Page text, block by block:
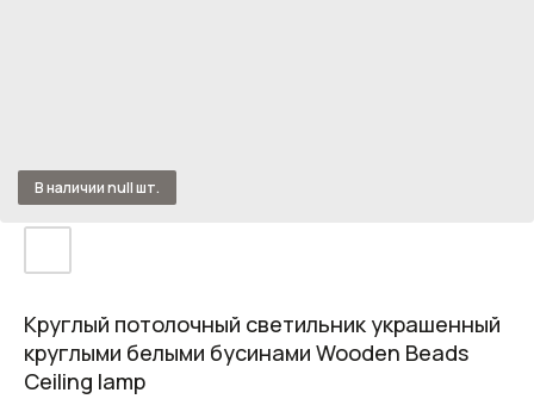
Круглый потолочный светильник украшенный
круглыми белыми бусинами Wooden Beads
Ceiling lamp